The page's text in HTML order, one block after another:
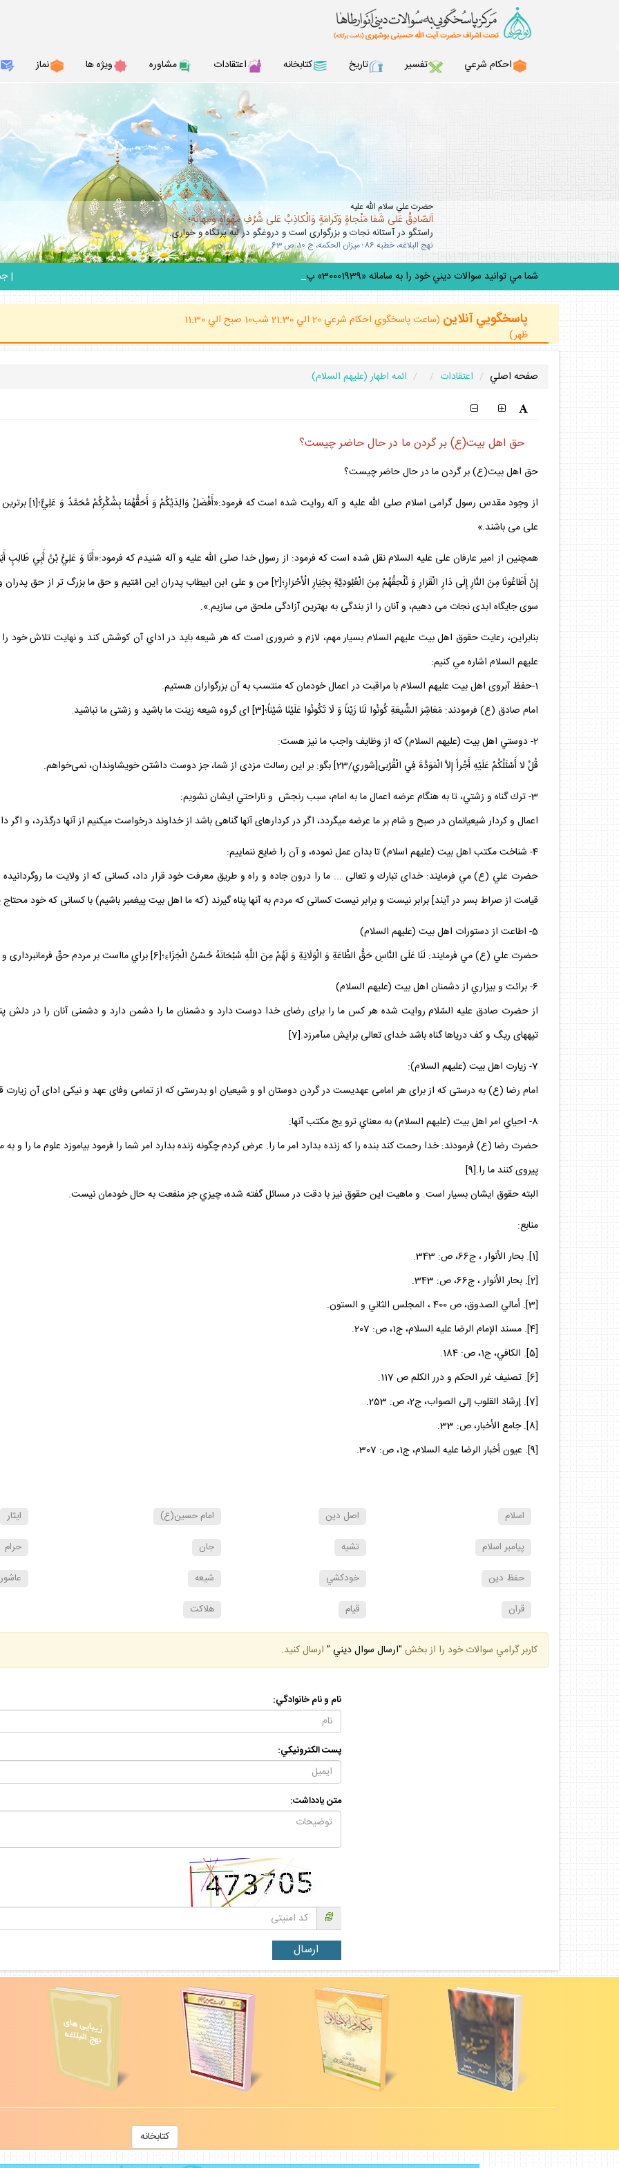
احكام شرعي تفسير تاريخ كتابخانه اعتقادات مشاوره ويژه ها نماز
حضرت علي سلام الله عليه
اَلصّادِقُ عَلى شَفا مَنْجاةٍ وَكَرامَةٍ وَالْكاذِبُ عَلى شُرُفِ مَهْواةٍ وَمَهانَةٍ؛
راستگو در آستانه نجات و بزرگوارى است و دروغگو در لبه پرتگاه و خوارى.
نهج البلاغه، خطبه 86؛ ميزان الحكمه، ج 10، ص 63 .
شما مي توانيد سوالات ديني خود را به سامانه «30001939» پيامك كنيد |
پاسخگويي آنلاين
(ساعت پاسخگوي احكام شرعي 20 الي 21:30 شب10 صبح الي 11:30
ظهر)
صفحه اصلي اعتقادات
ائمه اطهار (عليهم السلام)
حق اهل بيت(ع) بر گردن ما در حال حاضر چيست؟
حق اهل بيت(ع) بر گردن ما در حال حاضر چيست؟
از وجود مقدس رسول
على مى باشند.»
همچنين از امير عارفان على عليه السلام نقل شده است كه فرمود: از رسول خدا صلى الله عليه و آله شنيدم كه فرمود:«أَنَا وَ عَلِيُّ بْنُ أَبِي طَالِبٍ
إِنْ أَطَاعُونَا مِنَ النَّارِ إِلَى دَارِ الْقَرَارِ وَ نُلْحِقُهُمْ مِنَ الْعُبُودِيَّةِ بِخِيَارِ الْأَحْرَارِ؛[2] من و على ابن ابيطاب پدران
سوى جايگاه ابدى نجات مى دهيم، و آنان را از بندگى به بهترين آزادگى ملحق مى سازيم.».
بنابراين، رعايت حقوق اهل بيت عليهم السلام بسيار مهم، لازم و ضرورى است كه هر شيعه بايد در اداي آن كوشش كند و نهايت تلاش خود
عليهم السلام اشاره مي كنيم:
1-حفظ آبروى اهل بيت عليهم السلام با مراقبت در اعمال خودمان كه منتسب به آن بزرگواران هستيم.
امام صادق (ع) فرمودند: مَعَاشِرَ الشِّيعَةِ كُونُوا لَنَا زَيْناً وَ لَا تَكُونُوا عَلَيْنَا شَيْناً؛[3] اى گروه شيعه زينت ما باشيد و زشتى ما نباشيد.
2- دوستي اهل بيت (عليهم السلام) كه از وظايف واجب ما نيز هست:
قُلْ لا أَسْئَلُكُمْ عَلَيْهِ أَجْراً إِلاَّ الْمَوَدَّةَ فِي الْقُرْبى‏[شوري/23] بگو: بر اين رسالت مزدى از شما، جز دوست داشتن خويشاوندان، نمى‌‏خواهم.
3- ترك گناه و زشتي، تا به هنگام عرضه اعمال ما به امام، سبب رنجش و ناراحتي ايشان نشويم:
اعمال و كردار شيعيانمان در صبح و شام بر ما عرضه ميگردد، اگر در كردارهاى آنها گناهى باشد از خداوند درخواست ميكنيم از آن‏ها درگذرد، و اگر
4- شناخت مكتب اهل بيت (عليهم اسلام) تا بدان عمل نموده، و آن را ضايع ننماييم:
حضرت علي (ع) مي فرمايند: خداى تبارك و تعالى ... ما را درون جاده‏ و راه و طريق معرفت خود قرار داد، كسانى كه از ولايت ما
قيامت از صراط بسر در آيند] برابر نيست و برابر نيست كسانى كه مردم به آنها پناه گيرند (كه ما اهل بيت پيغمبر باشيم) با كسانى كه خود محتاج
5- اطاعت از دستورات اهل بيت (عليهم السلام)
حضرت علي (ع) مي فرمايند: لَنَا عَلَى النَّاسِ حَقُّ الطَّاعَةِ وَ الْوَلَايَةِ وَ لَهُمْ مِنَ اللَّهِ سُبْحَانَهُ حُسْنُ الْجَزَاءِ؛[6] براي مااست بر مردم حقّ فرمانبردارى و دوستى، و از براى ايشانست از خداى سبحانه نيكو ئى جزاء.
6- برائت و بيزاري از دشمنان اهل بيت (عليهم السلام)
از حضرت صادق عليه السّلام روايت شده هر كس ما را براى رضاى خدا دوست دارد و دشمنان ما را دشمن دارد و دشمنى آنان را در دلش
تپه‏هاى ريگ و كف درياها گناه باشد خداى تعالى برايش مى‏آمرزد.[7]
7- زيارت اهل بيت (عليهم السلام):
امام رضا (ع) به درستى كه از براى هر امامى عهديست در گردن دوستان او و شيعيان او بدرستى كه از تمامى وفاى عهد و نيكى اداى آن زيارت
8- احياي امر اهل بيت (عليهم السلام) به معناي ترو يج مكتب آنها:
حضرت رضا (ع) فرمودند: خدا رحمت كند بنده را كه زنده بدارد امر ما را. عرض كردم چگونه زنده بدارد امر شما را فرمود بياموزد علوم ما را و
پيروى كنند ما را.[9]
البته حقوق ايشان بسيار است. و ماهيت اين حقوق نيز با دقت در مسائل گفته شده، چيزي جز منفعت به حال خودمان نيست.
منابع:
[1]. بحار الأنوار ، ج‏66، ص: 343.
[2]. بحار الأنوار ، ج‏66، ص: 343.
[3]. أمالي الصدوق، ص 400 ، المجلس الثاني و الستون‏.
[4]. مسند الإمام الرضا عليه السلام، ج‏1، ص: 207.
[5]. الكافي، ج‏1، ص: 184.
[6]. تصنيف غرر الحكم و درر الكلم ص 117.
[7]. إرشاد القلوب إلى الصواب، ج‏2، ص: 253.
[8]. جامع الأخبار، ص: 33.
[9]. عيون أخبار الرضا عليه السلام، ج‏1، ص: 307.
اسلام اصل دين امام حسين(ع) ايثار
پيامبر اسلام تشيه جان حرام
حفظ دين خودكشي شيعه
قران قيام هلاكت
كاربر گرامي سوالات خود را از بخش "ارسال سوال ديني " ارسال كنيد.
نام و نام خانوادگي:
پست الكترونيكي:
متن يادداشت:
كتابخانه